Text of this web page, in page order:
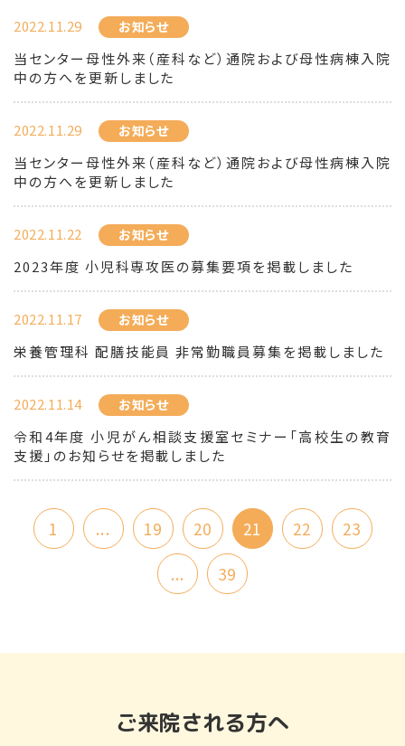
2022.11.29 お知らせ
当センター母性外来（産科など）通院および母性病棟入院
中の方へを更新しました
2022.11.29 お知らせ
当センター母性外来（産科など）通院および母性病棟入院
中の方へを更新しました
2022.11.22 お知らせ
2023年度 小児科専攻医の募集要項を掲載しました
2022.11.17 お知らせ
栄養管理科 配膳技能員 非常勤職員募集を掲載しました
2022.11.14 お知らせ
令和4年度 小児がん相談支援室セミナー「高校生の教育
支援」のお知らせを掲載しました
1 ... 19 20 21 22
23
...
39
ご来院される方へ